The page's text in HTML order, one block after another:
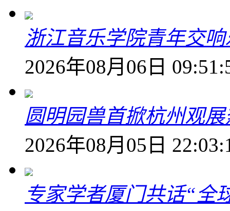
浙江音乐学院青年交
2026年08月06日
圆明园兽首掀杭州观
2026年08月05日
专家学者厦门共话“全